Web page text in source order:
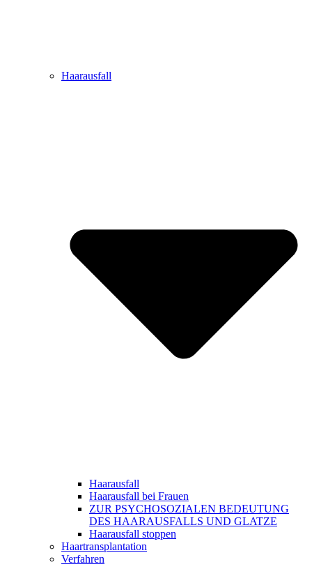
Haarausfall
Haarausfall
Haarausfall bei Frauen
ZUR PSYCHOSOZIALEN BEDEUTUNG
DES HAARAUSFALLS UND GLATZE
Haarausfall stoppen
Haartransplantation
Verfahren